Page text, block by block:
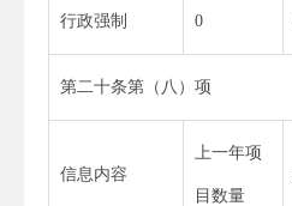
行政强制 0
第二十条第（八）项
信息内容
上一年项
目数量